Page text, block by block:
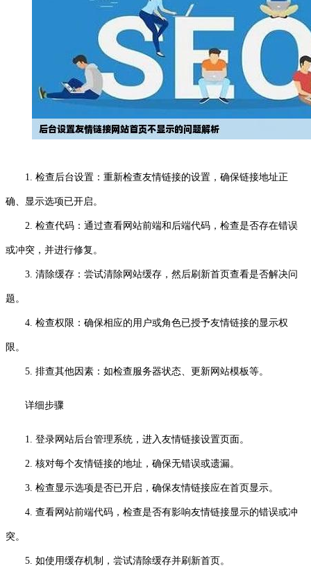
1. 检查后台设置：重新检查友情链接的设置，确保链接地址正
确、显示选项已开启。
2. 检查代码：通过查看网站前端和后端代码，检查是否存在错误
或冲突，并进行修复。
3. 清除缓存：尝试清除网站缓存，然后刷新首页查看是否解决问
题。
4. 检查权限：确保相应的用户或角色已授予友情链接的显示权
限。
5. 排查其他因素：如检查服务器状态、更新网站模板等。
详细步骤
1. 登录网站后台管理系统，进入友情链接设置页面。
2. 核对每个友情链接的地址，确保无错误或遗漏。
3. 检查显示选项是否已开启，确保友情链接应在首页显示。
4. 查看网站前端代码，检查是否有影响友情链接显示的错误或冲
突。
5. 如使用缓存机制，尝试清除缓存并刷新首页。